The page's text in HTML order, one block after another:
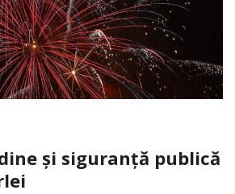
și siguranță publică